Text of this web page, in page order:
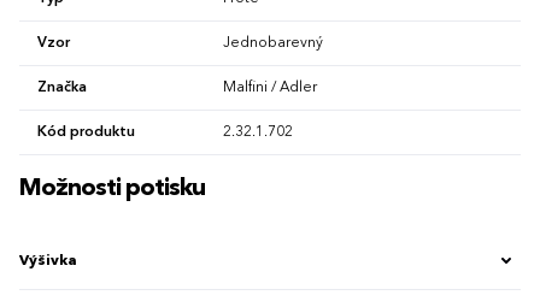
Vzor Jednobarevný
Značka Malfini / Adler
Kód produktu 2.32.1.702
Možnosti potisku
Výšivka